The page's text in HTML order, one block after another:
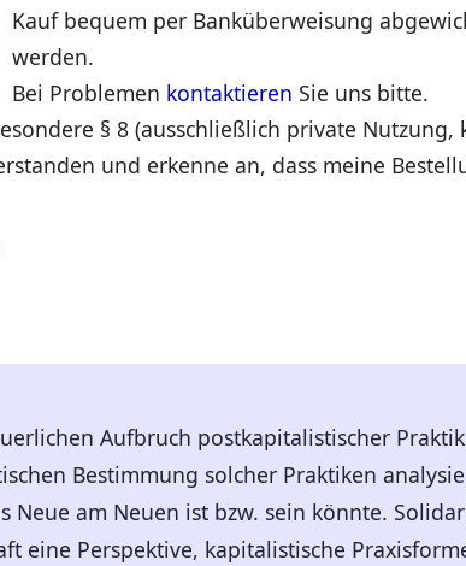
Kauf bequem per Banküberweisung
werden.
Bei Problemen kontaktieren Sie uns bitte.
§ 8 (ausschließlich private Nutzung,
und erkenne an, dass meine
Aufbruch postkapitalistischer
Bestimmung solcher Praktiken
am Neuen ist bzw. sein könnte.
eine Perspektive, kapitalistische